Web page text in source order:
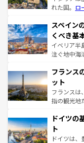
れた国。 ロ
ろん、トス
景など、自
ピザやパ
できる。朝
なお、新着
しい。
スペイン
くべき基
イベリア半
注ぐ地中海
文化が根付
れる闘牛、
る。首都マ
アートに溢
せる。地方
ンテンツ一
フランス
ット
フランスは
指の観光地
で、幅広い
聖堂、美し
から魅了す
ドイツの
ト
ドイツは